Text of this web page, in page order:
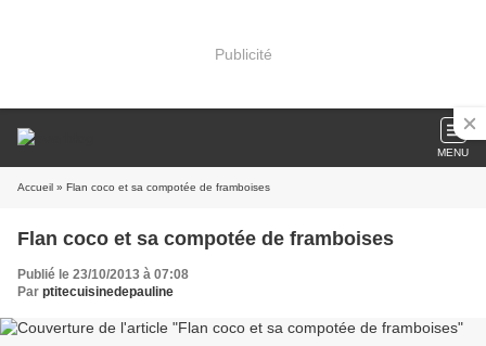
Publicité
MENU
Accueil » Flan coco et sa compotée de framboises
Flan coco et sa compotée de framboises
Publié le 23/10/2013 à 07:08
Par ptitecuisinedepauline